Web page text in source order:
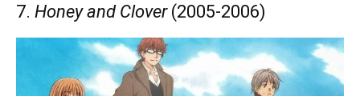
7. Honey and Clover(2005-2006)